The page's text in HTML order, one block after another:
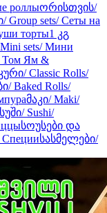
роллыორისთვის/
Group sets/ Сеты на
торты1 კგ
sets/ Мини
Том Ям &
Classic Rolls/
Baked Rolls/
მაკი/ Maki/
სუში/ Sushi/
სოუსები და
სასმელები/